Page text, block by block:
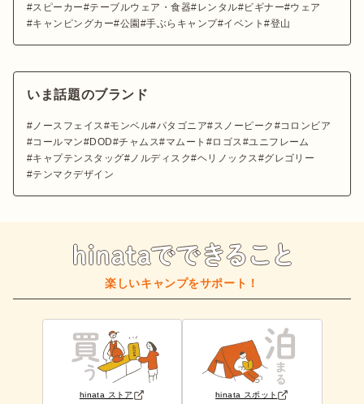
スピーカー テーブルウェア・食器 レンタル ビギナー
ウェア
キャンピングカー 公園 手ぶらキャンプ イベント 登山
いま話題のブランド
ノースフェイス モンベル パタゴニア スノーピーク
コロンビア
コールマン
DOD チャムス マムート ロゴス
ユニフレーム
キャプテンスタッグ
ノルディスク ヘリノックス
グレゴリー
テンマクデザイン
楽しいキャンプをサポート！
hinata ストア hinata スポット